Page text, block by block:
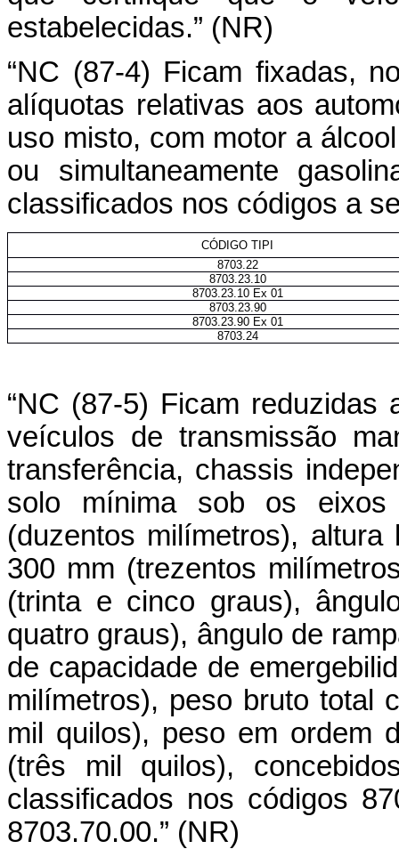
estabelecidas.” (NR)
“NC (87-4) Ficam fixadas,
alíquotas relativas aos
uso misto, com motor a
ou simultaneamente
classificados nos códigos a
CÓDIGO TIPI
8703.22
8703.23.10
8703.23.10 Ex 01
8703.23.90
8703.23.90 Ex 01
8703.24
“NC (87-5) Ficam
veículos de transmissão
transferência, chassis
solo mínima sob os
(duzentos milímetros),
300 mm (trezentos
(trinta e cinco graus),
quatro graus), ângulo de
de capacidade de
milímetros), peso bruto total
mil quilos), peso em ordem
(três mil quilos),
classificados nos códigos
8703.70.00.” (NR)